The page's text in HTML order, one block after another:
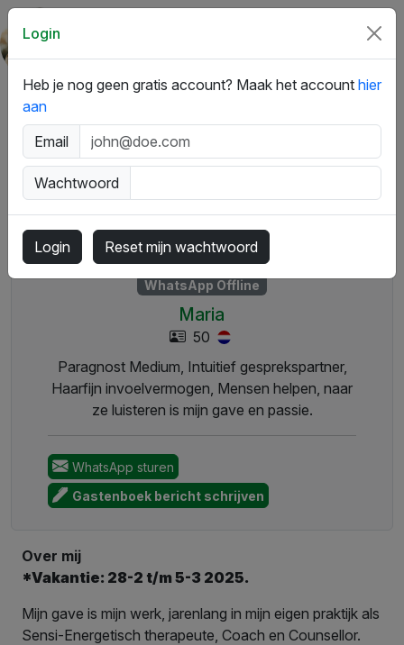
WhatsApp Offline
Maria
50
Paragnost Medium, Intuitief gesprekspartner,
Haarfijn invoelvermogen, Mensen helpen, naar
ze luisteren is mijn gave en passie.
WhatsApp sturen
Gastenboek bericht schrijven
Over mij
*Vakantie: 28-2 t/m 5-3 2025.
Mijn gave is mijn werk, jarenlang in mijn eigen praktijk als
Sensi-Energetisch therapeute, Coach en Counsellor.
Login
Heb je nog geen gratis account? Maak het account hier
aan
Email
Wachtwoord
Login Reset mijn wachtwoord